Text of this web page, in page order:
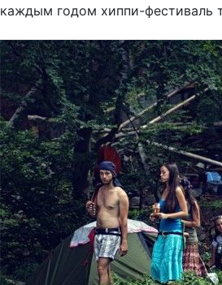
каждым годом хиппи-фестиваль